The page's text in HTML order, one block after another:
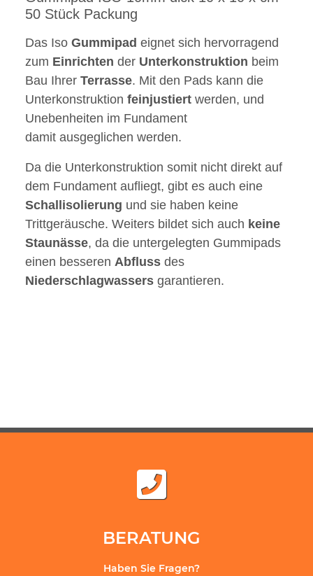
50 Stück Packung
Das Iso Gummipad eignet sich hervorragend
zum Einrichten der Unterkonstruktion beim
Bau Ihrer Terrasse. Mit den Pads kann die
Unterkonstruktion feinjustiert werden, und
Unebenheiten im Fundament
damit ausgeglichen werden.
Da die Unterkonstruktion somit nicht direkt auf
dem Fundament aufliegt, gibt es auch eine
Schallisolierung und sie haben keine
Trittgeräusche. Weiters bildet sich auch keine
Staunässe, da die untergelegten Gummipads
einen besseren Abfluss des
Niederschlagwassers garantieren.
BERATUNG
Haben Sie Fragen?